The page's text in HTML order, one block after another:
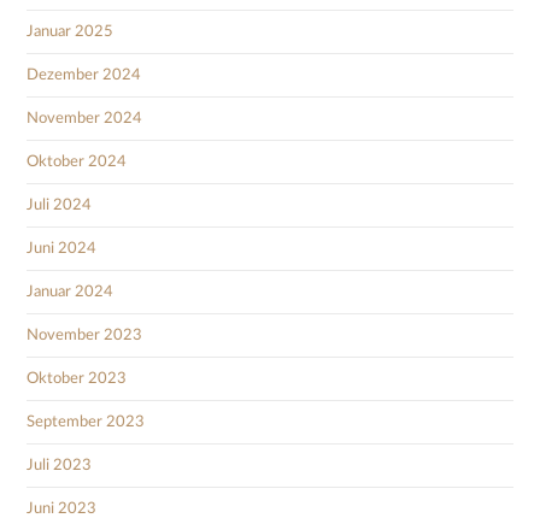
Januar 2025
Dezember 2024
November 2024
Oktober 2024
Juli 2024
Juni 2024
Januar 2024
November 2023
Oktober 2023
September 2023
Juli 2023
Juni 2023